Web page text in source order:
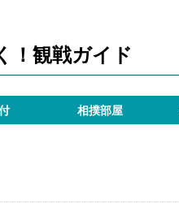
！観戦ガイド
相撲部屋